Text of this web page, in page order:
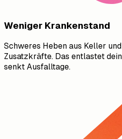
Weniger Krankenstand
Schweres Heben aus Keller
Zusatzkräfte. Das entlastet
senkt Ausfalltage.